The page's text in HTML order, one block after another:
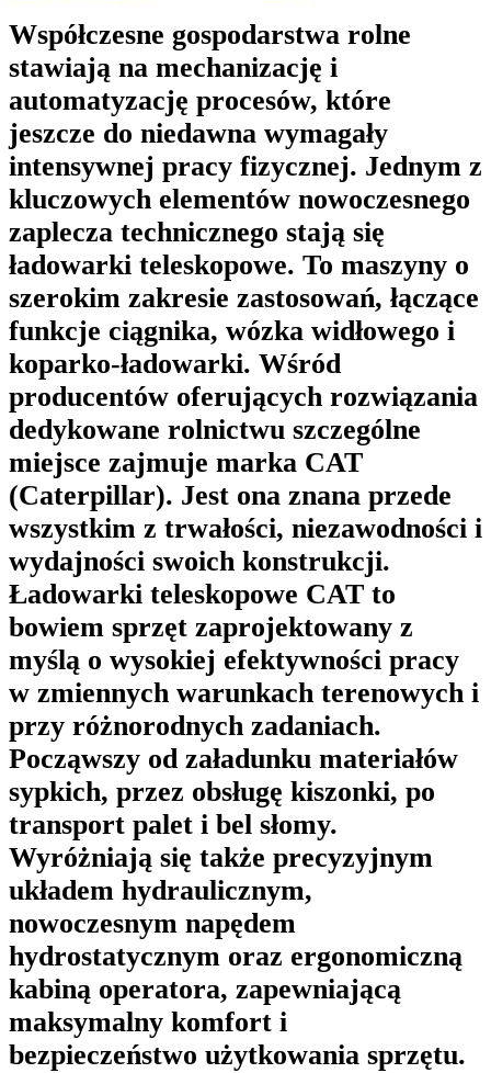
Współczesne gospodarstwa rolne
stawiają na mechanizację i
automatyzację procesów, które
jeszcze do niedawna wymagały
intensywnej pracy fizycznej. Jednym z
kluczowych elementów nowoczesnego
zaplecza technicznego stają się
ładowarki teleskopowe. To maszyny o
szerokim zakresie zastosowań, łączące
funkcje ciągnika, wózka widłowego i
koparko-ładowarki. Wśród
producentów oferujących rozwiązania
dedykowane rolnictwu szczególne
miejsce zajmuje marka CAT
(Caterpillar). Jest ona znana przede
wszystkim z trwałości, niezawodności i
wydajności swoich konstrukcji.
Ładowarki teleskopowe CAT to
bowiem sprzęt zaprojektowany z
myślą o wysokiej efektywności pracy
w zmiennych warunkach terenowych i
przy różnorodnych zadaniach.
Począwszy od załadunku materiałów
sypkich, przez obsługę kiszonki, po
transport palet i bel słomy.
Wyróżniają się także precyzyjnym
układem hydraulicznym,
nowoczesnym napędem
hydrostatycznym oraz ergonomiczną
kabiną operatora, zapewniającą
maksymalny komfort i
bezpieczeństwo użytkowania sprzętu.